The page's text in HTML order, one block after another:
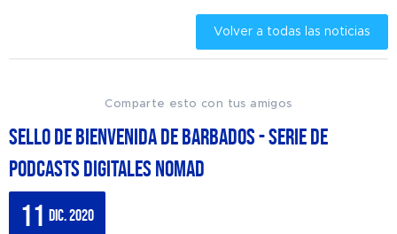
Volver a todas las noticias
Sello de bienvenida de Barbados - Serie de
podcasts digitales Nomad
11 dic. 2020
Comparte esto con tus amigos